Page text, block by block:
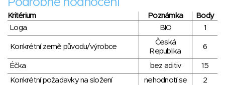
Podrobné hodnocení
Kritérium Poznámka
Body
Loga
BIO 1
Konkrétní země původu/výrobce
Česká
Republika
6
Éčka bez aditiv
15
Konkrétní požadavky na složení
nehodnotí se
2